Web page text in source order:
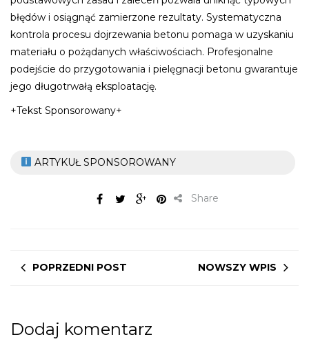
błędów i osiągnąć zamierzone rezultaty. Systematyczna
kontrola procesu dojrzewania betonu pomaga w uzyskaniu
materiału o pożądanych właściwościach. Profesjonalne
podejście do przygotowania i pielęgnacji betonu gwarantuje
jego długotrwałą eksploatację.
+Tekst Sponsorowany+
ARTYKUŁ SPONSOROWANY
Share
POPRZEDNI POST NOWSZY WPIS
Dodaj komentarz